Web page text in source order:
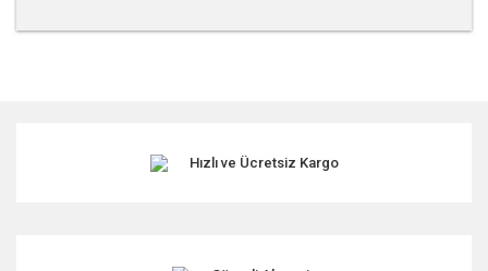
Ürün resmi kalitesiz, bozuk veya görüntülenemiyor.
Ürün fiyatı diğer sitelerden daha pahalı.
Hızlı ve Ücretsiz Kargo